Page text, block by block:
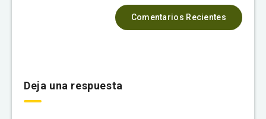
Comentarios Recientes
Deja una respuesta